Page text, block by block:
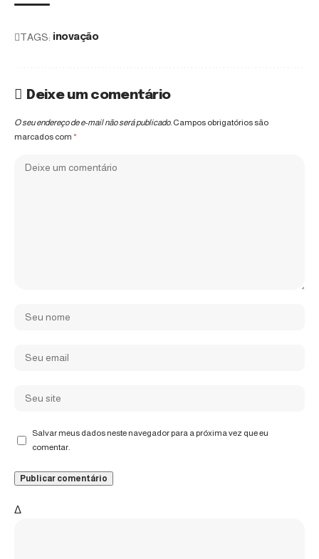
TAGS: inovação
Deixe um comentário
O seu endereço de e-mail não será publicado. Campos obrigatórios são
marcados com *
Salvar meus dados neste navegador para a próxima vez que eu
comentar.
Δ